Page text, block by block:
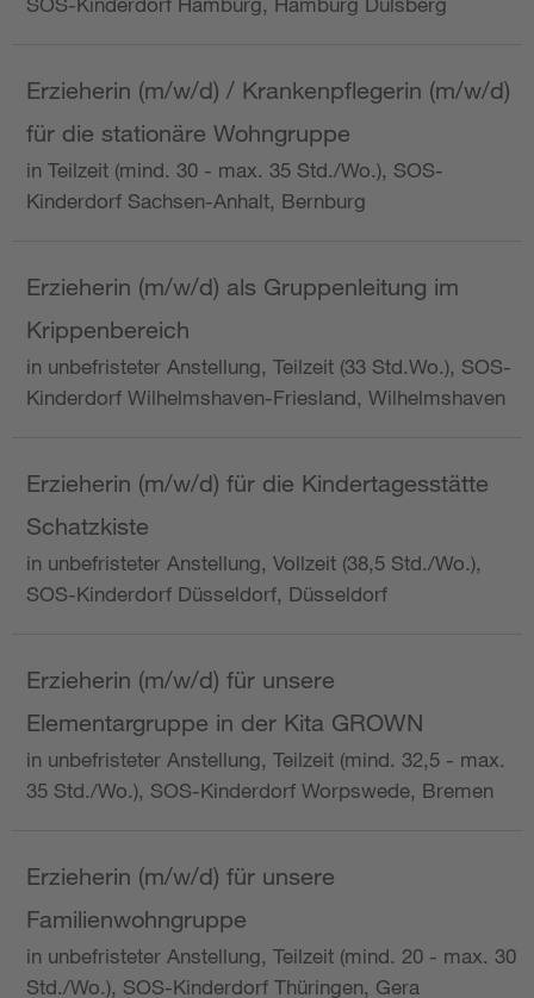
Erzieherin (m/w/d) / Krankenpflegerin (m/w/d)
für die stationäre Wohngruppe
in Teilzeit (mind. 30 - max. 35 Std./Wo.), SOS-
Kinderdorf Sachsen-Anhalt, Bernburg
Erzieherin (m/w/d) als Gruppenleitung im
Krippenbereich
in unbefristeter Anstellung, Teilzeit (33 Std.Wo.), SOS-
Kinderdorf Wilhelmshaven-Friesland, Wilhelmshaven
Erzieherin (m/w/d) für die Kindertagesstätte
Schatzkiste
in unbefristeter Anstellung, Vollzeit (38,5 Std./Wo.),
SOS-Kinderdorf Düsseldorf, Düsseldorf
Erzieherin (m/w/d) für unsere
Elementargruppe in der Kita GROWN
in unbefristeter Anstellung, Teilzeit (mind. 32,5 - max.
35 Std./Wo.), SOS-Kinderdorf Worpswede, Bremen
Erzieherin (m/w/d) für unsere
Familienwohngruppe
in unbefristeter Anstellung, Teilzeit (mind. 20 - max. 30
Std./Wo.), SOS-Kinderdorf Thüringen, Gera